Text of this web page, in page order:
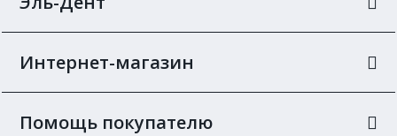
Интернет-магазин
Помощь покупателю